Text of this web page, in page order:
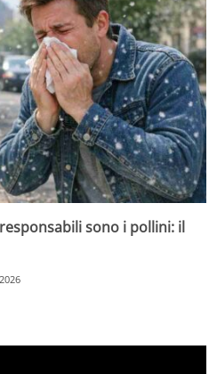
sono i pollini: il